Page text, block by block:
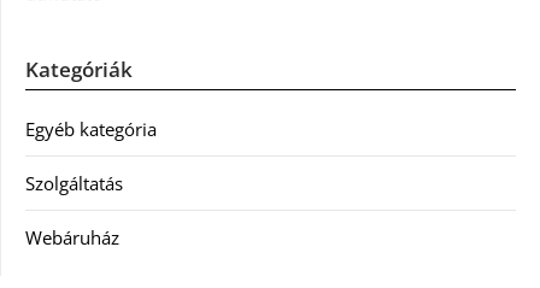
Kategóriák
Egyéb kategória
Szolgáltatás
Webáruház